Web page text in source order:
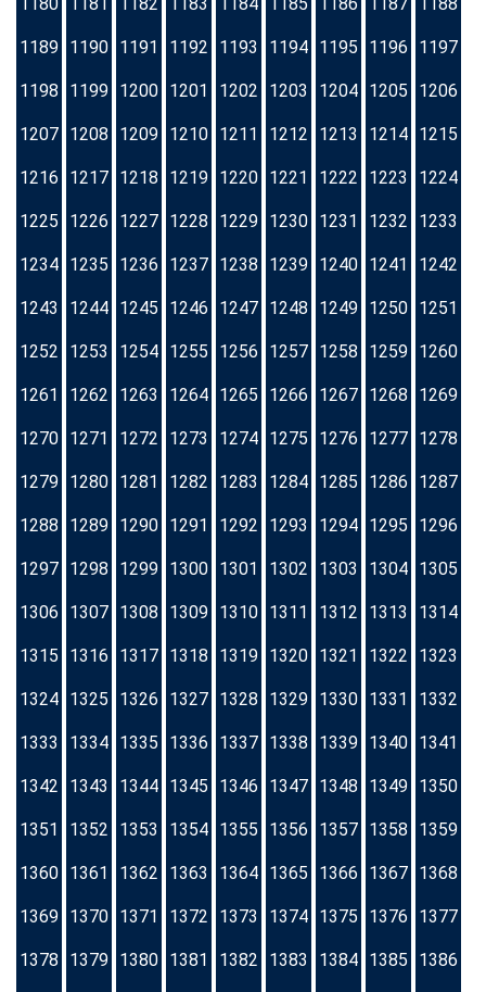
1189 1190 1191 1192 1193 1194 1195 1196 1197
1198 1199 1200 1201 1202 1203 1204 1205 1206
1207 1208 1209 1210 1211 1212 1213 1214 1215
1216 1217 1218 1219 1220 1221 1222 1223 1224
1225 1226 1227 1228 1229 1230 1231 1232 1233
1234 1235 1236 1237 1238 1239 1240 1241 1242
1243 1244 1245 1246 1247 1248 1249 1250 1251
1252 1253 1254 1255 1256 1257 1258 1259 1260
1261 1262 1263 1264 1265 1266 1267 1268 1269
1270 1271 1272 1273 1274 1275 1276 1277 1278
1279 1280 1281 1282 1283 1284 1285 1286 1287
1288 1289 1290 1291 1292 1293 1294 1295 1296
1297 1298 1299 1300 1301 1302 1303 1304 1305
1306 1307 1308 1309 1310 1311 1312 1313 1314
1315 1316 1317 1318 1319 1320 1321 1322 1323
1324 1325 1326 1327 1328 1329 1330 1331 1332
1333 1334 1335 1336 1337 1338 1339 1340 1341
1342 1343 1344 1345 1346 1347 1348 1349 1350
1351 1352 1353 1354 1355 1356 1357 1358 1359
1360 1361 1362 1363 1364 1365 1366 1367 1368
1369 1370 1371 1372 1373 1374 1375 1376 1377
1378 1379 1380 1381 1382 1383 1384 1385 1386